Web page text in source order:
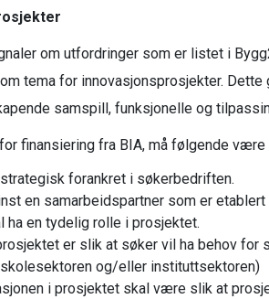
om utfordringer som er listet i
tema for innovasjonsprosjekter.
samspill, funksjonelle og
finansiering fra BIA, må følgende være
forankret i søkerbedriften.
en samarbeidspartner som er
ha en tydelig rolle i prosjektet.
er slik at søker vil ha behov for
og/eller instituttsektoren)
i prosjektet skal være slik at